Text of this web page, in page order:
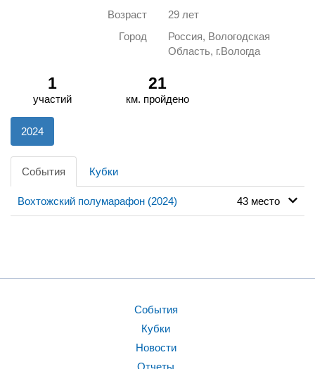
Возраст
29 лет
Город
Россия, Вологодская
Область, г.Вологда
1
участий
21
км. пройдено
2024
События Кубки
Вохтожский полумарафон (2024) 43 место
События
Кубки
Новости
Отчеты